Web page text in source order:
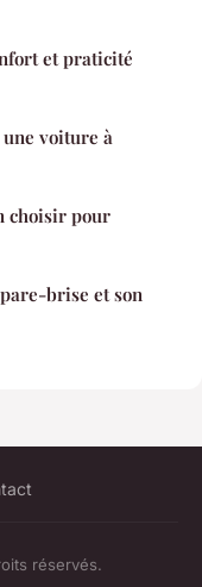
et praticité
voiture à
choisir pour
brise et son
réservés.